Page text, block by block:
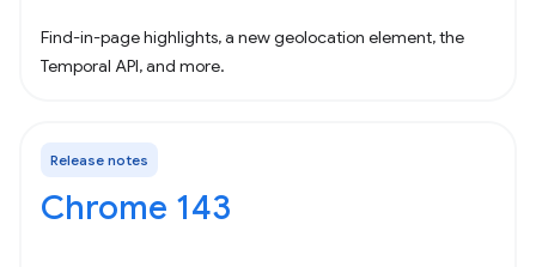
Find-in-page highlights, a new geolocation element, the
Temporal API, and more.
Release notes
Chrome 143